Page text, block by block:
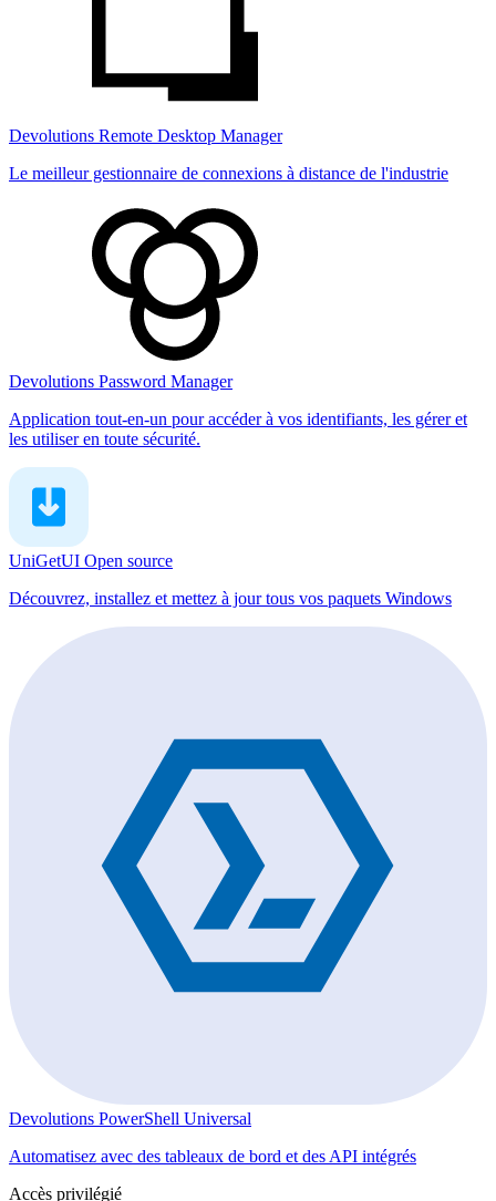
Devolutions Remote Desktop Manager
Le meilleur gestionnaire de connexions à distance de l'industrie
Devolutions Password Manager
Application tout-en-un pour accéder à vos identifiants, les gérer et
les utiliser en toute sécurité.
UniGetUI Open source
Découvrez, installez et mettez à jour tous vos paquets Windows
Devolutions PowerShell Universal
Automatisez avec des tableaux de bord et des API intégrés
Accès privilégié